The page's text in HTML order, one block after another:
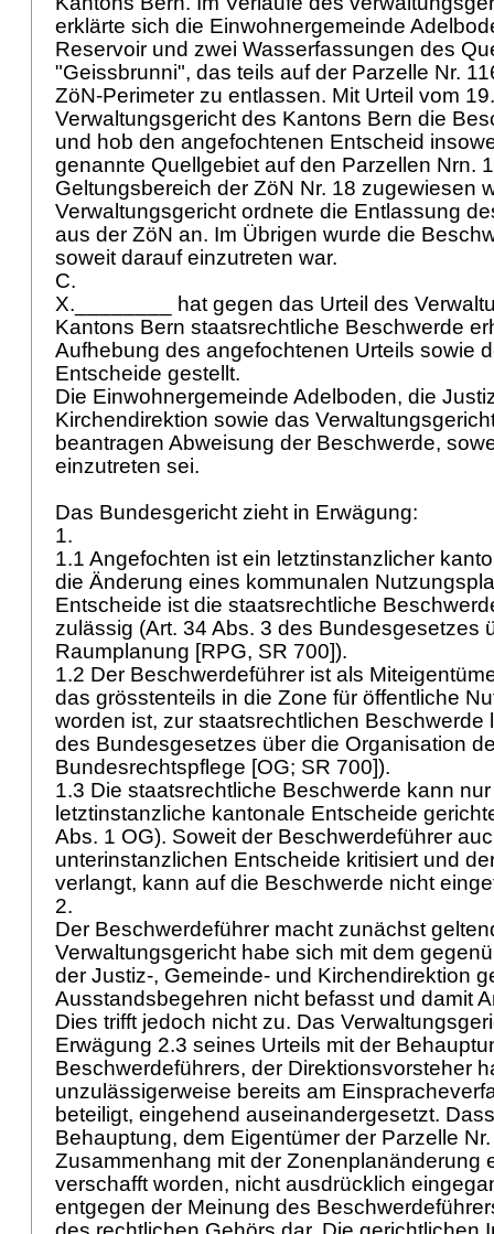
erklärte sich die Einwohnergemeinde
Reservoir und zwei Wasserfassungen des
"Geissbrunni", das teils auf der Parzelle Nr.
ZöN-Perimeter zu entlassen. Mit Urteil vom
Verwaltungsgericht des Kantons Bern die
und hob den angefochtenen Entscheid
genannte Quellgebiet auf den Parzellen Nrn.
Geltungsbereich der ZöN Nr. 18 zugewiesen
Verwaltungsgericht ordnete die Entlassung
aus der ZöN an. Im Übrigen wurde die
soweit darauf einzutreten war.
C.
X.________ hat gegen das Urteil des
Kantons Bern staatsrechtliche Beschwerde
Aufhebung des angefochtenen Urteils sowie
Entscheide gestellt.
Die Einwohnergemeinde Adelboden, die
Kirchendirektion sowie das
beantragen Abweisung der Beschwerde,
einzutreten sei.
Das Bundesgericht zieht in Erwägung:
1.
1.1 Angefochten ist ein letztinstanzlicher
die Änderung eines kommunalen
Entscheide ist die staatsrechtliche
zulässig (Art. 34 Abs. 3 des Bundesgesetzes
Raumplanung [RPG, SR 700]).
1.2 Der Beschwerdeführer ist als
das grösstenteils in die Zone für öffentliche
worden ist, zur staatsrechtlichen Beschwerde
des Bundesgesetzes über die Organisation
Bundesrechtspflege [OG; SR 700]).
1.3 Die staatsrechtliche Beschwerde kann
letztinstanzliche kantonale Entscheide
Abs. 1 OG). Soweit der Beschwerdeführer
unterinstanzlichen Entscheide kritisiert und
verlangt, kann auf die Beschwerde nicht
2.
Der Beschwerdeführer macht zunächst
Verwaltungsgericht habe sich mit dem
der Justiz-, Gemeinde- und Kirchendirektion
Ausstandsbegehren nicht befasst und damit
Dies trifft jedoch nicht zu. Das
Erwägung 2.3 seines Urteils mit der
Beschwerdeführers, der Direktionsvorsteher
unzulässigerweise bereits am
beteiligt, eingehend auseinandergesetzt.
Behauptung, dem Eigentümer der Parzelle
Zusammenhang mit der Zonenplanänderung
verschafft worden, nicht ausdrücklich
entgegen der Meinung des